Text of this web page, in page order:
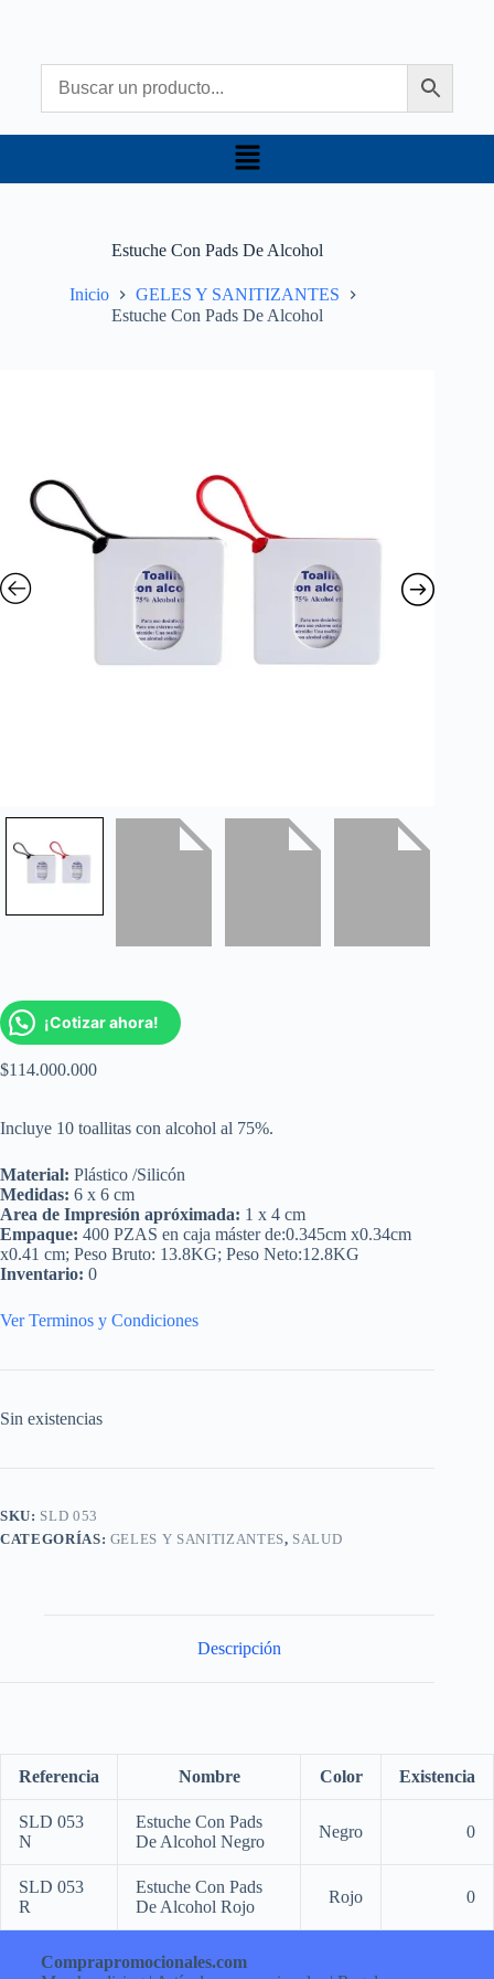
Estuche Con Pads De Alcohol
Inicio
GELES Y SANITIZANTES
Estuche Con Pads De Alcohol
¡Cotizar ahora!
$114.000.000
Incluye 10 toallitas con alcohol al 75%.
Material: Plástico /Silicón
Medidas: 6 x 6 cm
Area de Impresión apróximada: 1 x 4 cm
Empaque: 400 PZAS en caja máster de:0.345cm x0.34cm
x0.41 cm; Peso Bruto: 13.8KG; Peso Neto:12.8KG
Inventario: 0
Ver Terminos y Condiciones
Sin existencias
SKU: SLD 053
CATEGORÍAS: GELES Y SANITIZANTES, SALUD
Descripción
Referencia Nombre Color Existencia
SLD 053
N
Estuche Con Pads
De Alcohol Negro
Negro 0
SLD 053
R
Estuche Con Pads
De Alcohol Rojo
Rojo 0
Comprapromocionales.com